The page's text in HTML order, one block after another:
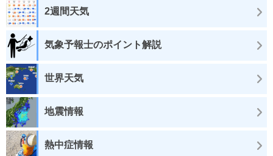
2週間天気
気象予報士のポイント解説
世界天気
地震情報
熱中症情報